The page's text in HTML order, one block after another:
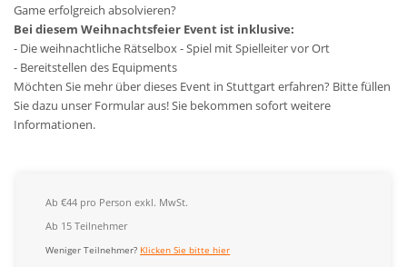
Game erfolgreich absolvieren?
Bei diesem Weihnachtsfeier Event ist inklusive:
- Die weihnachtliche Rätselbox - Spiel mit Spielleiter vor Ort
- Bereitstellen des Equipments
Möchten Sie mehr über dieses Event in Stuttgart erfahren? Bitte füllen
Sie dazu unser Formular aus! Sie bekommen sofort weitere
Informationen.
Ab €44 pro Person exkl. MwSt.
Ab 15 Teilnehmer
Weniger Teilnehmer? Klicken Sie bitte hier